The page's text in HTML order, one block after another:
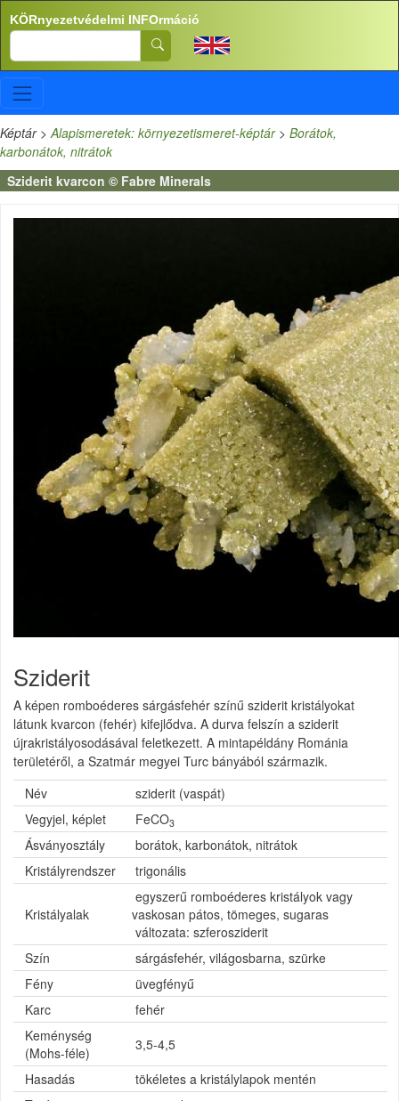
Ugrás a tartalomra
KÖRnyezetvédelmi INFOrmáció
Search
Képtár>Alapismeretek: környezetismeret-képtár> Borátok,
karbonátok, nitrátok
Sziderit kvarcon © Fabre Minerals
Sziderit
A képen romboéderes sárgásfehér színű sziderit kristályokat
látunk kvarcon (fehér) kifejlődva. A durva felszín a sziderit
újrakristályosodásával feletkezett. A mintapéldány Románia
területéről, a Szatmár megyei Turc bányából származik.
Név
sziderit (vaspát)
Vegyjel, képlet
FeCO3
Ásványosztály
borátok, karbonátok, nitrátok
Kristályrendszer
trigonális
Kristályalak
egyszerű romboéderes kristályok vagy
vaskosan pátos, tömeges, sugaras
változata: szferosziderit
Szín
sárgásfehér, világosbarna, szürke
Fény
üvegfényű
Karc
fehér
Keménység
(Mohs-féle)
3,5-4,5
Hasadás
tökéletes a kristálylapok mentén